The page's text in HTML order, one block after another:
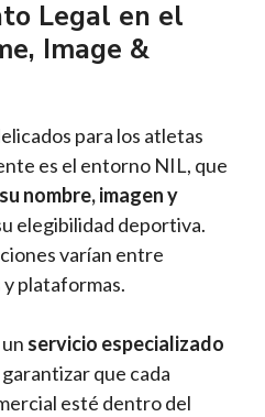
Legal en el
Image &
para los atletas
es el entorno NIL, que
nombre, imagen y
elegibilidad deportiva.
varían entre
plataformas.
servicio especializado
que cada
esté dentro del